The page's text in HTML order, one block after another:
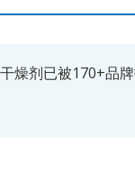
燥剂已被170+品牌